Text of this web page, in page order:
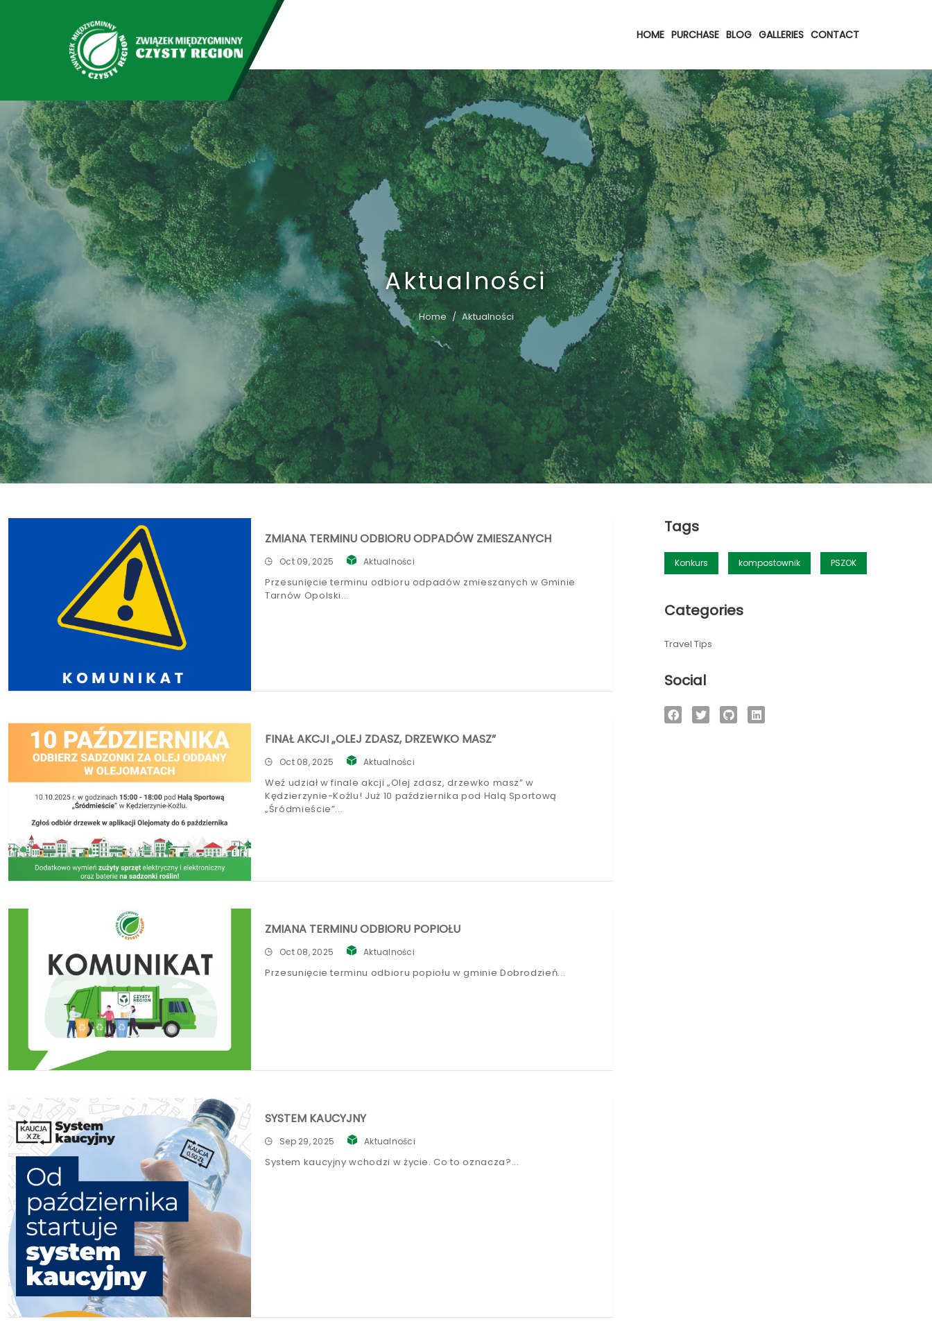
HOME PURCHASE BLOG GALLERIES CONTACT
Aktualności
Home Aktualności
ZMIANA TERMINU ODBIORU ODPADÓW ZMIESZANYCH
Oct 09, 2025 Aktualności
Przesunięcie terminu odbioru odpadów zmieszanych w Gminie
Tarnów Opolski
FINAŁ AKCJI „OLEJ ZDASZ, DRZEWKO MASZ”
Oct 08, 2025 Aktualności
Weź udział w finale akcji „Olej zdasz, drzewko masz” w
Kędzierzynie-Koźlu! Już 10 października pod Halą Sportową
„Śródmieście”
ZMIANA TERMINU ODBIORU POPIOŁU
Oct 08, 2025 Aktualności
Przesunięcie terminu odbioru popiołu w gminie Dobrodzień
SYSTEM KAUCYJNY
Sep 29, 2025 Aktualności
System kaucyjny wchodzi w życie. Co to oznacza?
Tags
Konkurs kompostownik PSZOK
Categories
Travel Tips
Social